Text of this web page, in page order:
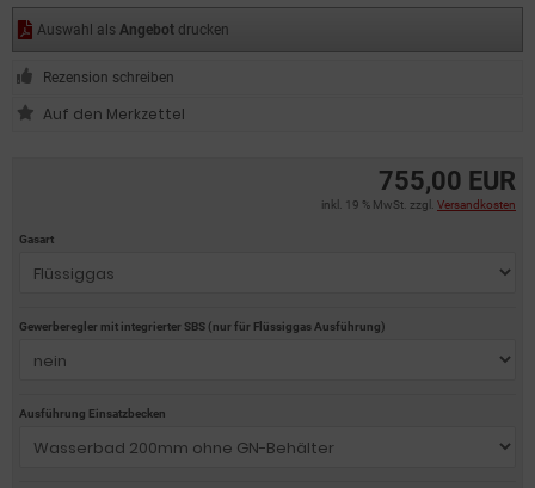
755,00 EUR
inkl. 19 % MwSt. zzgl. Versandkosten
Gasart
Gewerberegler mit integrierter SBS (nur für Flüssiggas Ausführung)
Ausführung Einsatzbecken
Auswahl als Angebot drucken
Rezension schreiben